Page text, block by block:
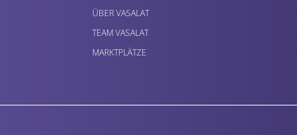
ÜBER VASALAT
TEAM VASALAT
MARKTPLÄTZE